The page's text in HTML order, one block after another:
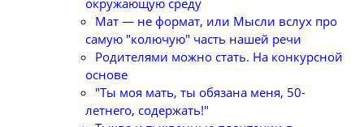
Мат — не формат, или Мысли вслух про
самую "колючую" часть нашей речи
Родителями можно стать. На конкурсной
основе
"Ты моя мать, ты обязана меня, 50-
летнего, содержать!"